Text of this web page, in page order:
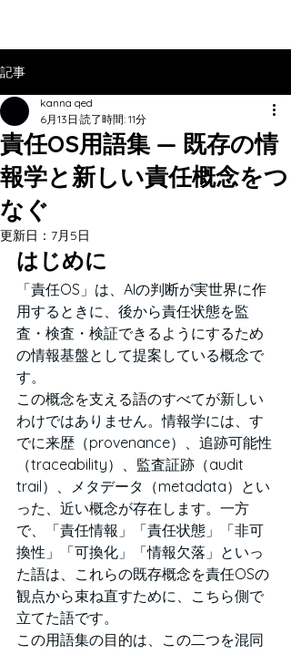
記事
責任OS用語集 — 既存の情
報学と新しい責任概念をつ
なぐ
kanna qed
6月13日 読了時間: 11分
更新日： 7月5日
はじめに
「責任OS」は、AIの判断が実世界に作
用するときに、後から責任状態を監
査・検査・検証できるようにするため
の情報基盤として提案している概念で
す。
この概念を支える語のすべてが新しい
わけではありません。情報学には、す
でに来歴（provenance）、追跡可能性
（traceability）、監査証跡（audit
trail）、メタデータ（metadata）とい
った、近い概念が存在します。一方
で、「責任情報」「責任状態」「非可
換性」「可換化」「情報欠落」といっ
た語は、これらの既存概念を責任OSの
観点から束ね直すために、こちら側で
立てた語です。
この用語集の目的は、この二つを混同